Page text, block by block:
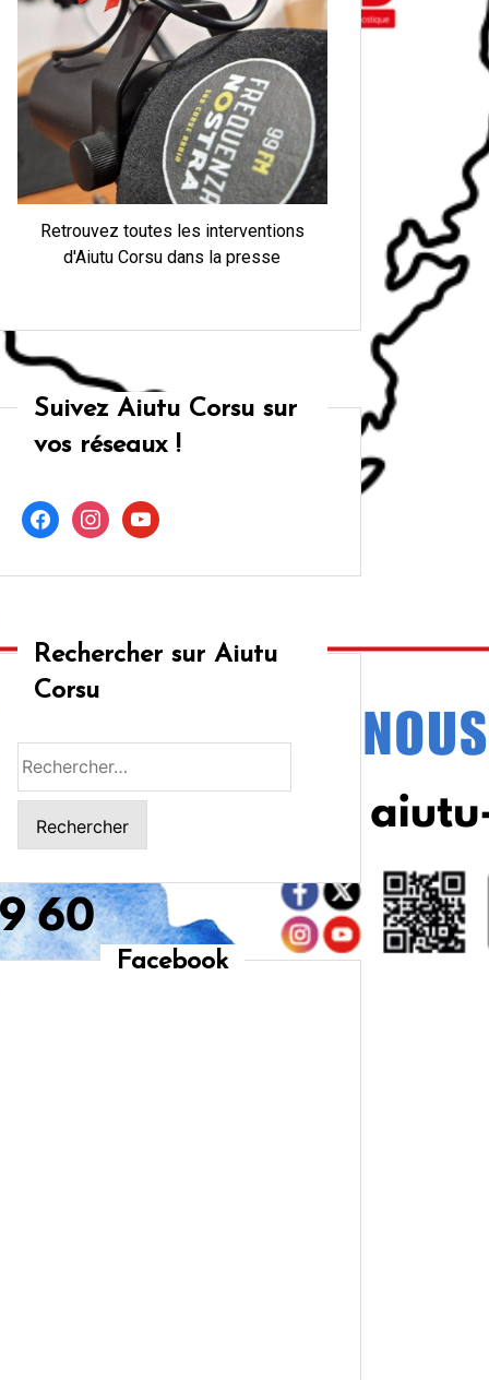
Retrouvez toutes les interventions
d'Aiutu Corsu dans la presse
Suivez Aiutu Corsu sur
vos réseaux !
facebookinstagramyoutube
Rechercher sur Aiutu
Corsu
Facebook